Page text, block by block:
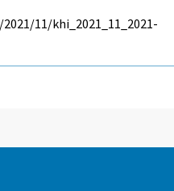
11/khi_2021_11_2021-